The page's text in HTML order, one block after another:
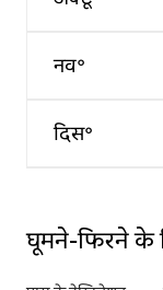
नव॰
दिस॰
घूमने-फिरने के